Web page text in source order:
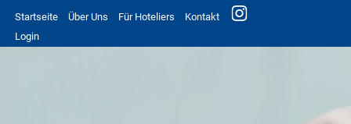
Startseite Über Uns Für Hoteliers
Kontakt
Login